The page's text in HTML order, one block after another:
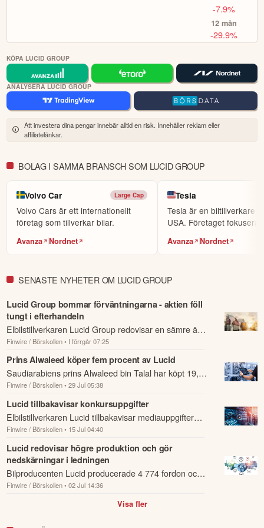
KOPIERA TOPPINVESTERARE
eToro är en investeringsplattform för flera tillgångsslag. Värdet på
dina investeringar kan gå upp eller ner. Du riskerar ditt kapital.
-7.9%
12 mån
-29.9%
KÖPA LUCID GROUP
ANALYSERA LUCID GROUP
Att investera dina pengar innebär alltid en risk. Innehåller reklam eller
affiliatelänkar.
BOLAG I SAMMA BRANSCH SOM LUCID GROUP
Volvo Car Large Cap
Volvo Cars är ett internationellt
företag som tillverkar bilar.
Avanza Nordnet
Tesla
Tesla är en biltillverkare
USA. Företaget
Avanza Nordnet
SENASTE NYHETER OM LUCID GROUP
Lucid Group bommar förväntningarna - aktien föll
tungt i efterhandeln
Elbilstillverkaren Lucid Group redovisar en sämre än
förväntad delårsrapport för det andra kvartalet.
Finwire / Börskollen • I förrgår 07:25
Prins Alwaleed köper fem procent av Lucid
Saudiarabiens prins Alwaleed bin Talal har köpt 19,5
miljoner aktier i elbilstillverkaren Lucid för cirka 130
miljoner dollar, motsvarande e...
Finwire / Börskollen • 29 Jul 05:38
Lucid tillbakavisar konkursuppgifter
Elbilstillverkaren Lucid tillbakavisar mediauppgifter
om att bolaget överväger att avnoteras genom ett
uppköp eller ansöka om konkursskydd e...
Finwire / Börskollen • 15 Jul 04:40
Lucid redovisar högre produktion och gör
nedskärningar i ledningen
Bilproducenten Lucid producerade 4 774 fordon och
levererade 3 953 under andra kvartalet.
Finwire / Börskollen • 02 Jul 14:36
Visa fler